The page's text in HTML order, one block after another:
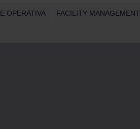
OPERATIVA FACILITY MANAGEMENT